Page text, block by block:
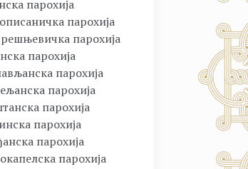
парохија
парохија
парохија
парохија
парохија
парохија
парохија
парохија
парохија
парохија